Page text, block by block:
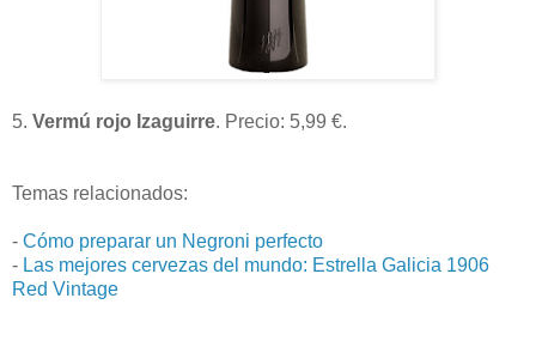
5. Vermú rojo Izaguirre. Precio: 5,99 €.
Temas relacionados:
- Cómo preparar un Negroni perfecto
- Las mejores cervezas del mundo: Estrella Galicia 1906
Red Vintage